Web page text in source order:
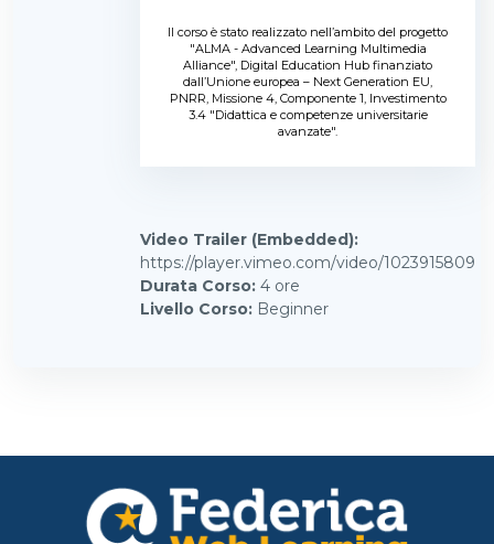
Il corso è stato realizzato nell’ambito del progetto
"ALMA - Advanced Learning Multimedia
Alliance", Digital Education Hub finanziato
dall’Unione europea – Next Generation EU,
PNRR, Missione 4, Componente 1, Investimento
3.4 "Didattica e competenze universitarie
avanzate".
Video Trailer (Embedded):
https://player.vimeo.com/video/1023915809
Durata Corso: 4 ore
Livello Corso: Beginner